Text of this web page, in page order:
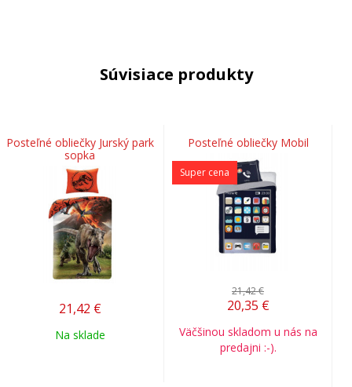
Súvisiace produkty
Posteľné obliečky Jurský park
sopka
21,42 €
Na sklade
Posteľné obliečky Mobil
Super cena
21,42 €
20,35 €
Väčšinou skladom u nás na
predajni :-).